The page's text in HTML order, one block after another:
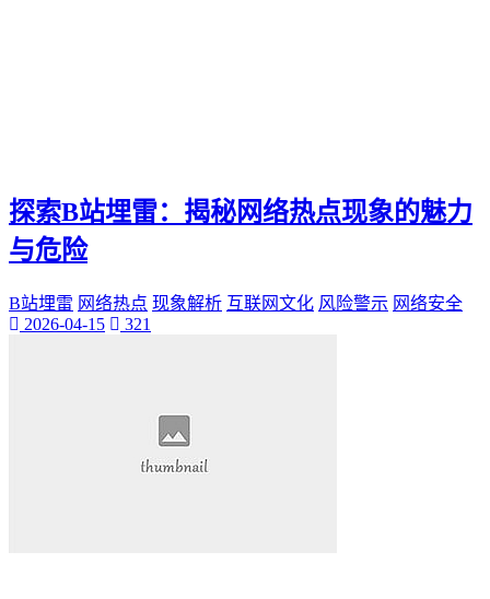
探索B站埋雷：揭秘网络热点现象的魅力
与危险
B站埋雷 网络热点 现象解析 互联网文化 风险警示 网络安全
2026-04-15
321